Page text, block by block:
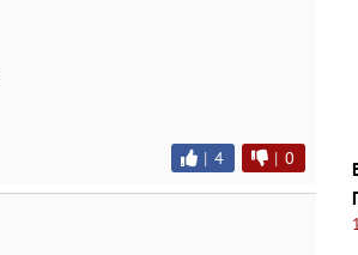
| 4 | 0